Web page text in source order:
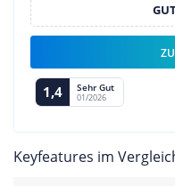
1,4 Sehr Gut
01/2026
Keyfeatures im